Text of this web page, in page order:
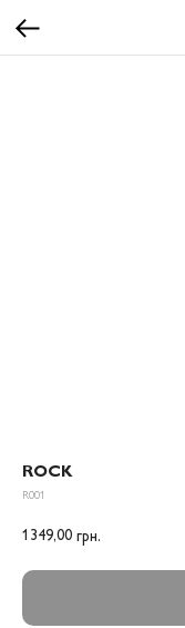
ROCK
R001
1349,00 грн.